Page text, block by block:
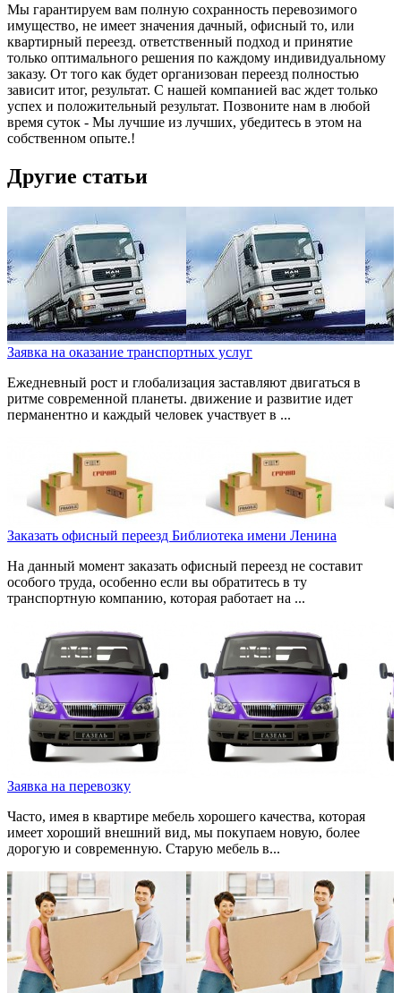
Мы гарантируем вам полную сохранность перевозимого
имущество, не имеет значения дачный, офисный то, или
квартирный переезд. ответственный подход и принятие
только оптимального решения по каждому индивидуальному
заказу. От того как будет организован переезд полностью
зависит итог, результат. С нашей компанией вас ждет только
успех и положительный результат. Позвоните нам в любой
время суток - Мы лучшие из лучших, убедитесь в этом на
собственном опыте.!
Другие статьи
Заявка на оказание транспортных услуг
Ежедневный рост и глобализация заставляют двигаться в
ритме современной планеты. движение и развитие идет
перманентно и каждый человек участвует в ...
Заказать офисный переезд Библиотека имени Ленина
На данный момент заказать офисный переезд не составит
особого труда, особенно если вы обратитесь в ту
транспортную компанию, которая работает на ...
Заявка на перевозку
Часто, имея в квартире мебель хорошего качества, которая
имеет хороший внешний вид, мы покупаем новую, более
дорогую и современную. Старую мебель в...